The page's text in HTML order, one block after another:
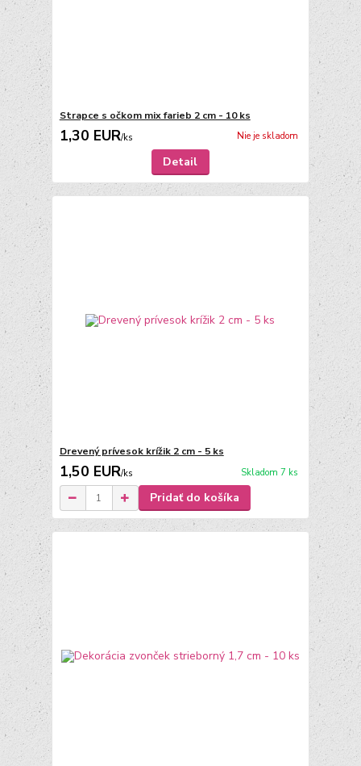
Strapce s očkom mix farieb 2 cm - 10 ks
1,30 EUR/ks Nie je skladom
Detail
Drevený prívesok krížik 2 cm - 5 ks
1,50 EUR/ks Skladom 7 ks
Pridať do košíka